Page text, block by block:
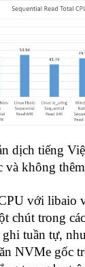
dịch tiếng
và không
với libaio
chút trong
tuần tự,
NVMe gốc